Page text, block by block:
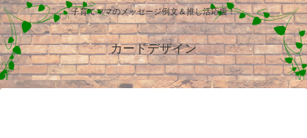
子育てママのメッセージ例文＆推し活応援！
カードデザイン